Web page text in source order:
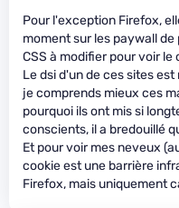
Pour l'exception Firefox,
moment sur les paywall
CSS à modifier pour voir le
Le dsi d'un de ces sites
je comprends mieux ces
pourquoi ils ont mis si
conscients, il a bredouillé
Et pour voir mes neveux
cookie est une barrière
Firefox, mais uniquement